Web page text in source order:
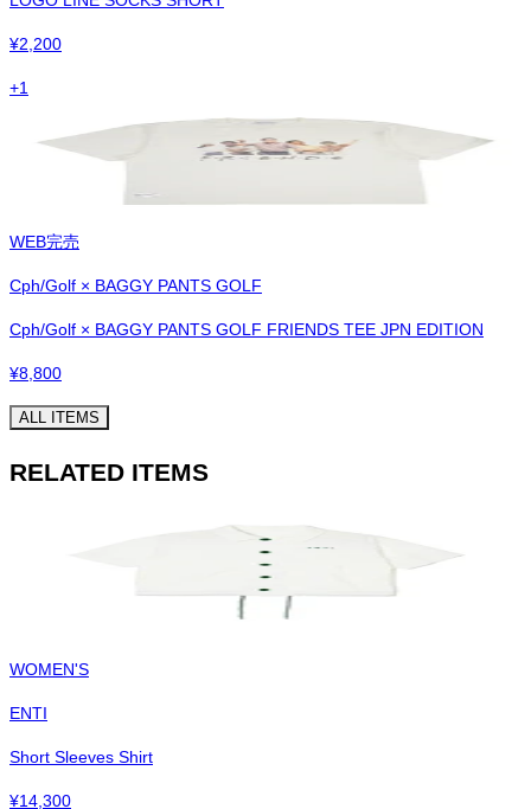
¥2,200
+1
WEB完売
Cph/Golf × BAGGY PANTS GOLF
Cph/Golf × BAGGY PANTS GOLF FRIENDS TEE JPN EDITION
¥8,800
ALL ITEMS
RELATED ITEMS
WOMEN'S
ENTI
Short Sleeves Shirt
¥14,300